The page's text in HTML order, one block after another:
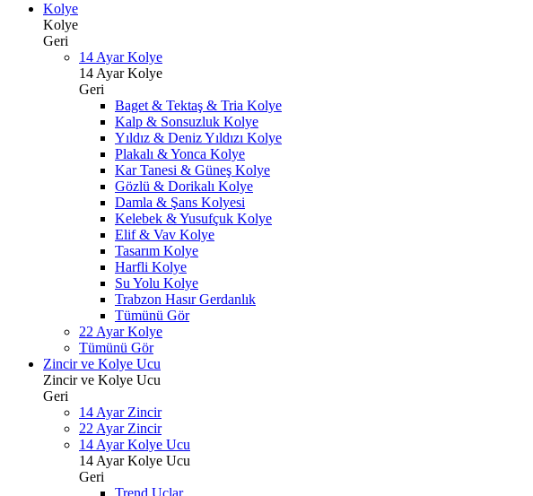
Kolye
Kolye
Geri
14 Ayar Kolye
14 Ayar Kolye
Geri
Baget & Tektaş & Tria Kolye
Kalp & Sonsuzluk Kolye
Yıldız & Deniz Yıldızı Kolye
Plakalı & Yonca Kolye
Kar Tanesi & Güneş Kolye
Gözlü & Dorikalı Kolye
Damla & Şans Kolyesi
Kelebek & Yusufçuk Kolye
Elif & Vav Kolye
Tasarım Kolye
Harfli Kolye
Su Yolu Kolye
Trabzon Hasır Gerdanlık
Tümünü Gör
22 Ayar Kolye
Tümünü Gör
Zincir ve Kolye Ucu
Zincir ve Kolye Ucu
Geri
14 Ayar Zincir
22 Ayar Zincir
14 Ayar Kolye Ucu
14 Ayar Kolye Ucu
Geri
Trend Uçlar